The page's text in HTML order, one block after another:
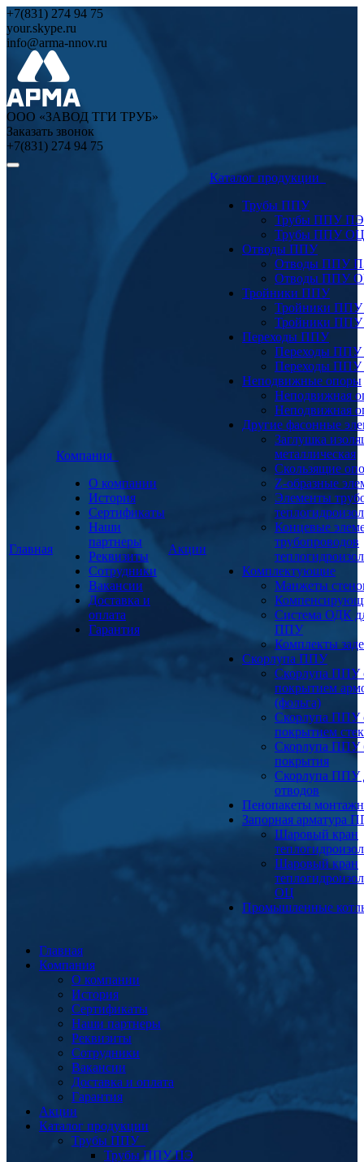
+7(831) 274 94 75
your.skype.ru
info@arma-nnov.ru
ООО «ЗАВОД ТГИ ТРУБ»
Заказать звонок
+7(831) 274 94 75
Главная
Компания
О компании
История
Сертификаты
Наши
партнеры
Реквизиты
Сотрудники
Вакансии
Доставка и
оплата
Гарантия
Акции
Каталог продукции
Трубы ППУ
Трубы ППУ ПЭ
Трубы ППУ ОЦ
Отводы ППУ
Отводы ППУ
Отводы ППУ
Тройники ППУ
Тройники
Тройники
Переходы ППУ
Переходы
Переходы
Неподвижные опоры
Неподвижная
Неподвижная
Другие фасонные
Заглушка
металлическая
Скользящие
Z-образные
Элементы
Концевые
трубопроводов
Комплектующие
Манжеты
Система ОДК
ППУ
Комплекты
Скорлупа ППУ
Скорлупа ППУ
покрытием
(фольга)
Скорлупа ППУ
покрытием
Скорлупа ППУ
покрытия
Скорлупа ППУ
отводов
Пенопакеты
Запорная арматура
Шаровый кран
Шаровый кран
ОЦ
Промышленные
Главная
Компания
О компании
История
Сертификаты
Наши партнеры
Реквизиты
Сотрудники
Вакансии
Доставка и оплата
Гарантия
Акции
Каталог продукции
Трубы ППУ
Трубы ППУ ПЭ